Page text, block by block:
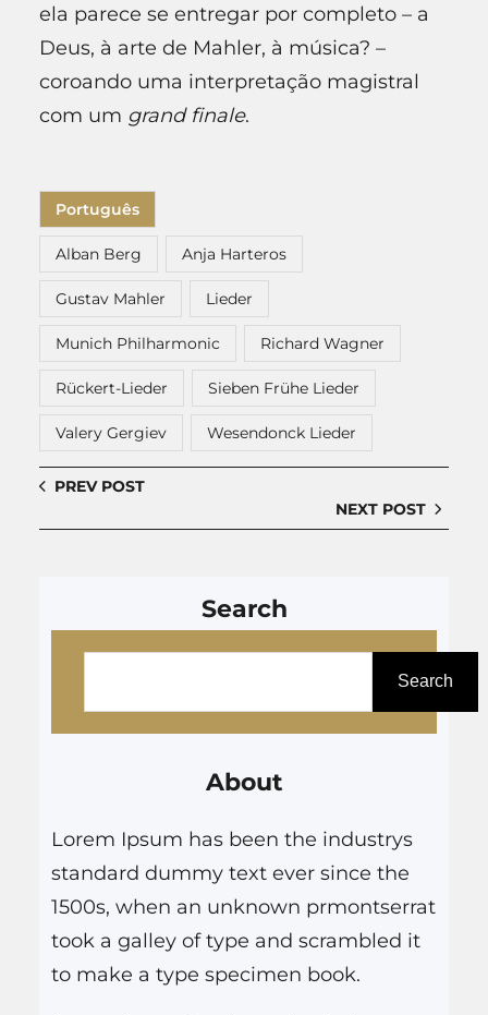
ela parece se entregar por completo – a
Deus, à arte de Mahler, à música? –
coroando uma interpretação magistral
com um grand finale.
Português
Alban Berg Anja Harteros
Gustav Mahler Lieder
Munich Philharmonic Richard Wagner
Rückert-Lieder Sieben Frühe Lieder
Valery Gergiev Wesendonck Lieder
PREV POST
NEXT POST
Search
s
a
r
Search
About
Lorem Ipsum has been the industrys
standard dummy text ever since the
1500s, when an unknown prmontserrat
took a galley of type and scrambled it
to make a type specimen book.